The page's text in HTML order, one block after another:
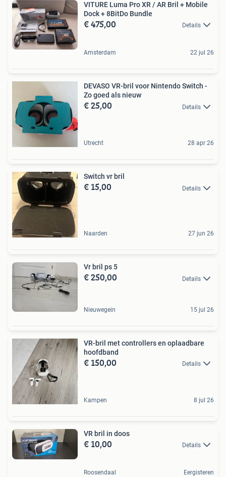
VITURE Luma Pro XR / AR Bril + Mobile
Dock + 8BitDo Bundle
€ 475,00 Details
Amsterdam 22 jul 26
DEVASO VR-bril voor Nintendo Switch -
Zo goed als nieuw
€ 25,00 Details
Utrecht 28 apr 26
Switch vr bril
€ 15,00 Details
Naarden 27 jun 26
Vr bril ps 5
€ 250,00 Details
Nieuwegein 15 jul 26
VR-bril met controllers en oplaadbare
hoofdband
€ 150,00 Details
Kampen 8 jul 26
VR bril in doos
€ 10,00 Details
Roosendaal Eergisteren